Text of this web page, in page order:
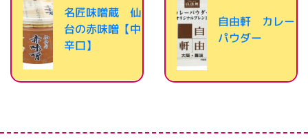
名匠味噌蔵 仙
台の赤味噌【中
辛口】
自由軒 カレー
パウダー